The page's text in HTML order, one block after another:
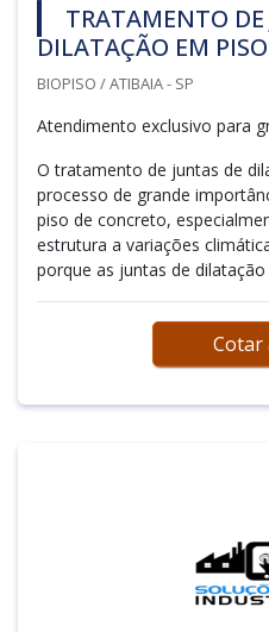
TRATAMENTO
DILATAÇÃO EM
BIOPISO / ATIBAIA - SP
Atendimento exclusivo para
O tratamento de juntas de
processo de grande
piso de concreto,
estrutura a variações
porque as juntas de dilatação
Cotar